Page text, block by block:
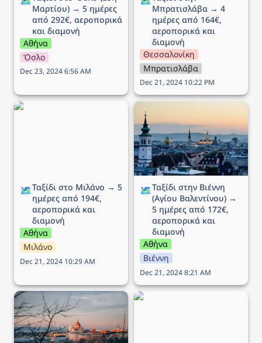
Μαρτίου) → 5 ημέρες
από 292€, αεροπορικά
και διαμονή
Αθήνα
Όσλο
Dec 23, 2024 6:56 AM
Μπρατισλάβα → 4
ημέρες από 164€,
αεροπορικά και
διαμονή
Θεσσαλονίκη
Μπρατισλάβα
Dec 21, 2024 10:22 PM
Ταξίδι στο Μιλάνο → 5
🗺️Ταξίδι στο Μιλάνο → 5
ημέρες από 194€,
αεροπορικά και
διαμονή
Αθήνα
Μιλάνο
Dec 21, 2024 10:29 AM
Ταξίδι στην Βιέννη (Αγίου
Βαλεντίνου) → 5 ημέρες
από 172€, αεροπορικά
και διαμονή
🗺️Ταξίδι στην Βιέννη
(Αγίου Βαλεντίνου) →
5 ημέρες από 172€,
αεροπορικά και
διαμονή
Αθήνα
Βιέννη
Dec 21, 2024 8:21 AM
Ταξίδι στην Βουδαπέστη
→ 4 ημέρες (ΠΣΚ) από
102€, αεροπορικά και
διαμονή
Ταξίδι στην Νάπολη → 5